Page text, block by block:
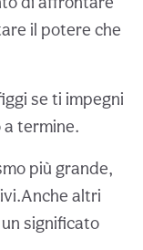
il potere che
se ti impegni
termine.
più grande,
altri
significato